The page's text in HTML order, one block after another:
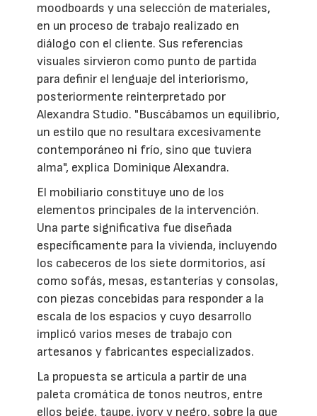
moodboards y una selección de materiales,
en un proceso de trabajo realizado en
diálogo con el cliente. Sus referencias
visuales sirvieron como punto de partida
para definir el lenguaje del interiorismo,
posteriormente reinterpretado por
Alexandra Studio. "Buscábamos un equilibrio,
un estilo que no resultara excesivamente
contemporáneo ni frío, sino que tuviera
alma", explica Dominique Alexandra.
El mobiliario constituye uno de los
elementos principales de la intervención.
Una parte significativa fue diseñada
específicamente para la vivienda, incluyendo
los cabeceros de los siete dormitorios, así
como sofás, mesas, estanterías y consolas,
con piezas concebidas para responder a la
escala de los espacios y cuyo desarrollo
implicó varios meses de trabajo con
artesanos y fabricantes especializados.
La propuesta se articula a partir de una
paleta cromática de tonos neutros, entre
ellos beige, taupe, ivory y negro, sobre la que